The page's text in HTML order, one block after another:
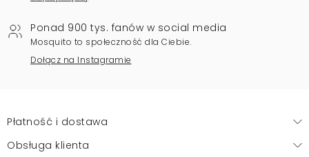
Ponad 900 tys. fanów w social media
Mosquito to społeczność dla Ciebie.
Dołącz na Instagramie
Płatność i dostawa
Obsługa klienta